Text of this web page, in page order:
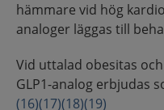
hämmare vid hög
analoger läggas till
Vid uttalad obesitas
GLP1-analog erbjudas
(16)(17)(18)(19)